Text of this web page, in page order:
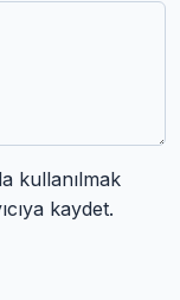
kullanılmak
kaydet.